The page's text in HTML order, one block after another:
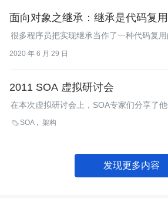
面向对象之继承：继承是代码复
很多程序员把实现继承当作了一种代码复用
2020 年 6 月 29 日
2011 SOA 虚拟研讨会
在本次虚拟研讨会上，SOA专家们分享了他
来趋势的观点及看法。
SOA 架构
发现更多内容